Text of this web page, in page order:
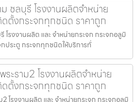
ชลบุรี โรงงานผลิตจำหน่าย
ดตั้งกระจกทุกชนิด ราคาถูก
โรงงานผลิต และ จำหน่ายกระจก กระจกอลูมิ
ประตู กระจกทุกชนิดให้บริการทั่
ะราม2 โรงงานผลิตจำหน่าย
ดตั้งกระจกทุกชนิด ราคาถูก
โรงงานผลิต และ จำหน่ายกระจก กระจกอลูมิ